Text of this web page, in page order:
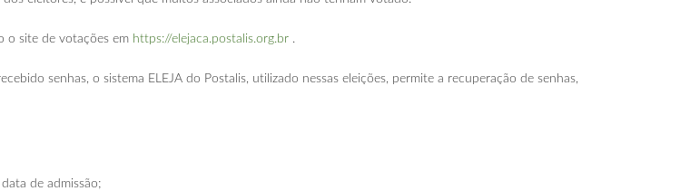
o site de votações em https://elejaca.postalis.org.br .
senhas, o sistema ELEJA do Postalis, utilizado nessas eleições, permite a recuperação de senhas,
de admissão;